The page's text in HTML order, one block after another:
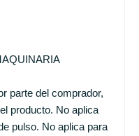
parte del comprador,
producto. No aplica
pulso. No aplica para